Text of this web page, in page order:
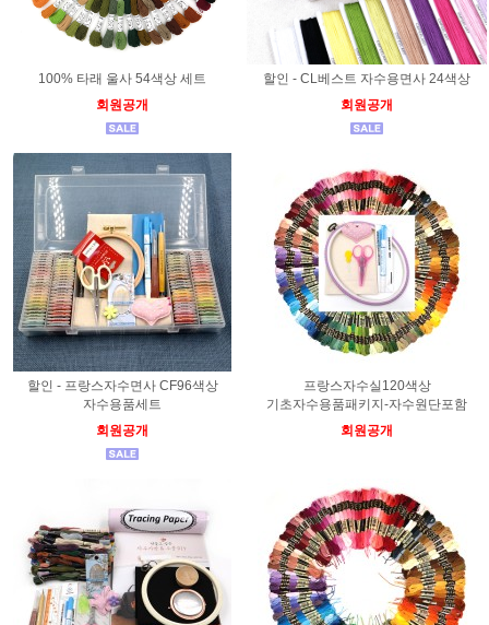
100% 타래 울사 54색상 세트
회원공개
할인 - CL베스트 자수용면사 24색상
회원공개
할인 - 프랑스자수면사 CF96색상
자수용품세트
회원공개
프랑스자수실120색상
기초자수용품패키지-자수원단포함
회원공개